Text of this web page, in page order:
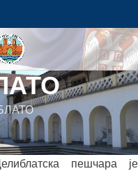
лесне заравни, на
терасом, на 90 до 110
пешчара је